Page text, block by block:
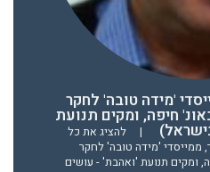
'מידה טובה' לחקר
חיפה, ומקים תנועת
|
להציג את כל
ממייסדי 'מידה טובה' לחקר
ומקים תנועת 'ואהבת' - עושים